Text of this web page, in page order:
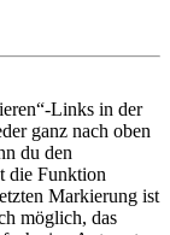
Links in der
ganz nach oben
du den
die Funktion
Markierung ist
möglich, das